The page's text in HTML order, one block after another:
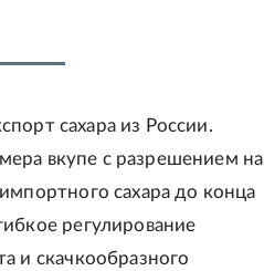
сахара из России.
вкупе с разрешением на
сахара до конца
регулирование
и скачкообразного